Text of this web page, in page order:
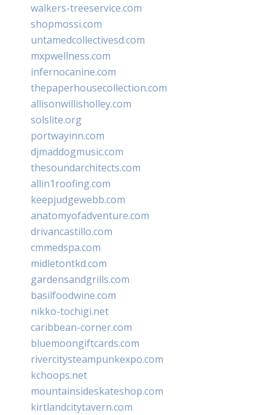
walkers-treeservice.com
shopmossi.com
untamedcollectivesd.com
mxpwellness.com
infernocanine.com
thepaperhousecollection.com
allisonwillisholley.com
solslite.org
portwayinn.com
djmaddogmusic.com
thesoundarchitects.com
allin1roofing.com
keepjudgewebb.com
anatomyofadventure.com
drivancastillo.com
cmmedspa.com
midletontkd.com
gardensandgrills.com
basilfoodwine.com
nikko-tochigi.net
caribbean-corner.com
bluemoongiftcards.com
rivercitysteampunkexpo.com
kchoops.net
mountainsideskateshop.com
kirtlandcitytavern.com